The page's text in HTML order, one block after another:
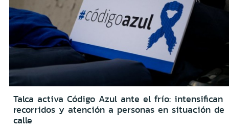
Talca activa Código Azul ante el frío: intensifican
recorridos y atención a personas en situación de
calle